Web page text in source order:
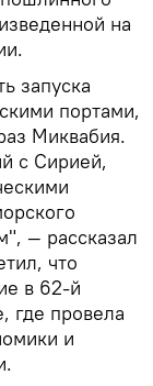
на
запуска
портами,
Миквабия.
с Сирией,
— рассказал
что
в 62-й
где провела
и